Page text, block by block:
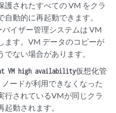
護されたすべての VM をクラ
動的に再起動できます。
イザー管理システムは VM
ます。VM データのコピーが
ない場合があります。
VM high availability仮想化管
ードが利用できなくなった
行されているVMが同じクラ
動されます。